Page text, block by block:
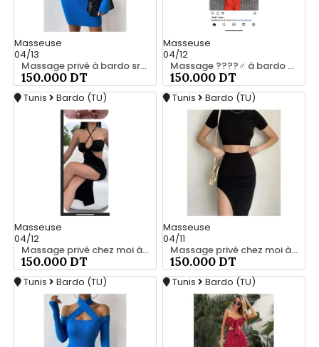
Masseuse
04/13
Massage privé à bardo srd 55066248
150.000 DT
Masseuse
04/12
Massage ????‍♂️ à bardo srd 20466285
150.000 DT
Tunis Bardo (TU)
Masseuse
04/12
Massage privé chez moi à bardo srd 20466285
150.000 DT
Tunis Bardo (TU)
Masseuse
04/11
Massage privé chez moi à bardo srd 20466285
150.000 DT
Tunis Bardo (TU) Tunis Bardo (TU)